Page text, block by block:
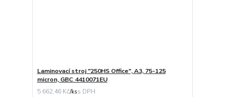
Laminovací stroj "250HS Office", A3, 75-125
micron, GBC 4410071EU
5 662,46 Kč/ks